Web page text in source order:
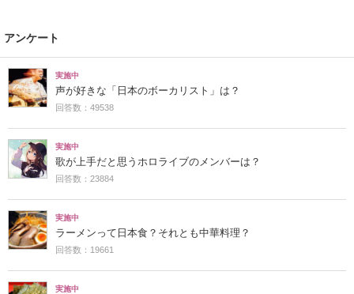
アンケート
実施中
声が好きな「日本のボーカリスト」は？
回答数：49538
実施中
歌が上手だと思うホロライブのメンバーは？
回答数：23884
実施中
ラーメンって日本食？それとも中華料理？
回答数：19661
実施中